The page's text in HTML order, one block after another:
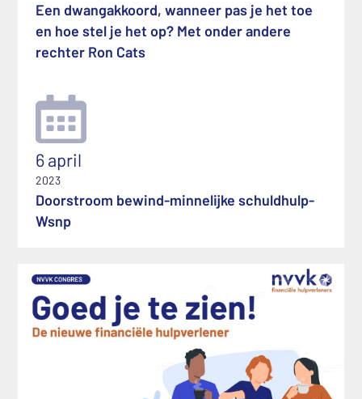
Een dwangakkoord, wanneer pas je het toe
en hoe stel je het op? Met onder andere
rechter Ron Cats
6 april
2023
Doorstroom bewind-minnelijke schuldhulp-
Wsnp